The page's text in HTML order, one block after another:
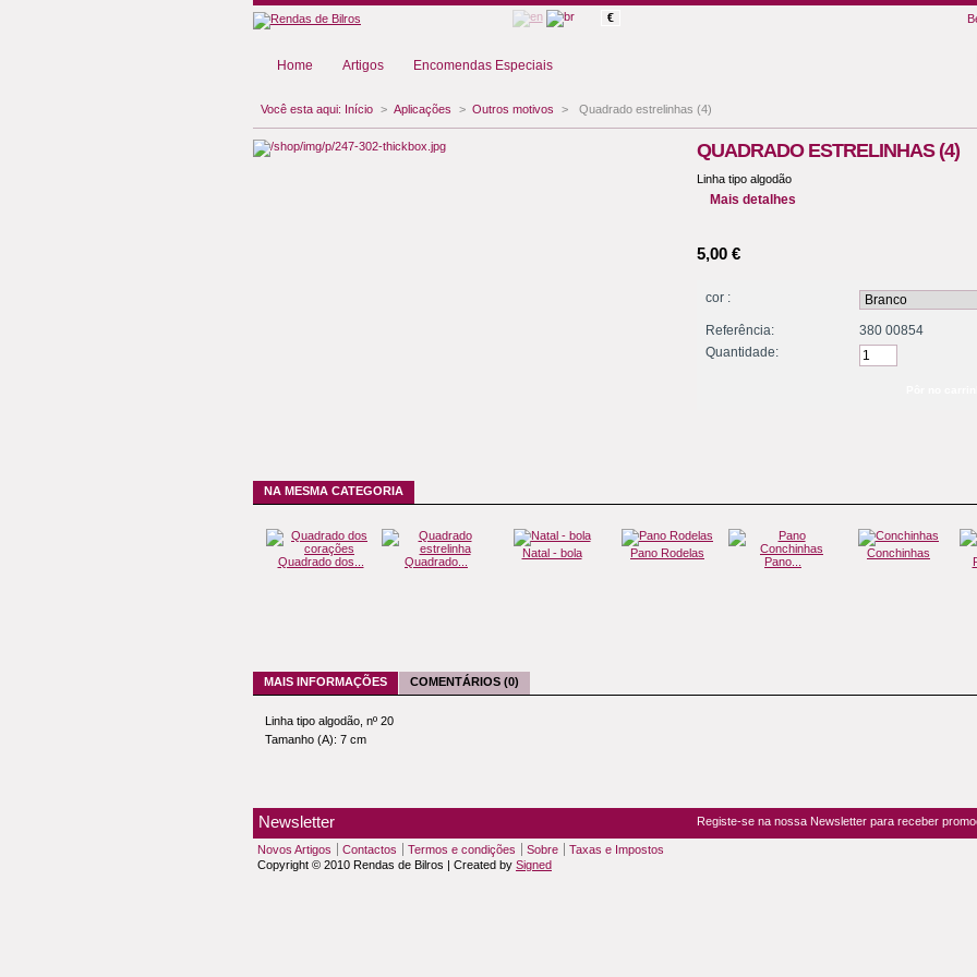
€
Home Artigos Encomendas Especiais
Você esta aqui: Início > Aplicações > Outros motivos > Quadrado estrelinhas (4)
QUADRADO ESTRELINHAS (4)
Linha tipo algodão
Mais detalhes
5,00 €
cor :
Referência:
380 00854
Quantidade:
NA MESMA CATEGORIA
Quadrado dos... Quadrado...
Natal - bola Pano Rodelas
Pano...
Conchinhas
MAIS INFORMAÇÕES COMENTÁRIOS (0)
Linha tipo algodão, nº 20
Tamanho (A): 7 cm
Newsletter Registe-se na nossa Newsletter para receber
Novos Artigos Contactos Termos e condições Sobre
Taxas e Impostos
Copyright © 2010 Rendas de Bilros | Created by Signed